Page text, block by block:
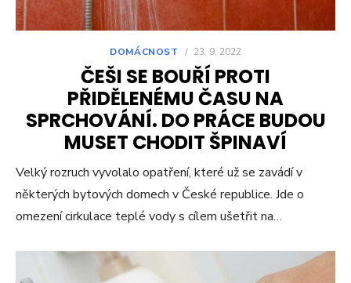
DOMÁCNOST / 23. 9. 2022
ČEŠI SE BOUŘÍ PROTI
PŘIDĚLENÉMU ČASU NA
SPRCHOVÁNÍ. DO PRÁCE BUDOU
MUSET CHODIT ŠPINAVÍ
Velký rozruch vyvolalo opatření, které už se zavádí v
některých bytových domech v České republice. Jde o
omezení cirkulace teplé vody s cílem ušetřit na…